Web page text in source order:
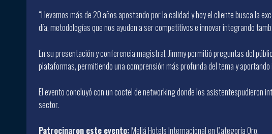
“Llevamos más de 20 años apostando por la calidad y hoy el cliente busca la
día, metodologías que nos ayuden a ser competitivos e innovar integrando
En su presentación y conferencia magistral, Jimmy permitió preguntas del
plataformas, permitiendo una comprensión más profunda del tema y
El evento concluyó con un coctel de networking donde los asistentespudieron
sector.
Patrocinaron este evento:Meliá Hotels Internacional en Categoría Oro.